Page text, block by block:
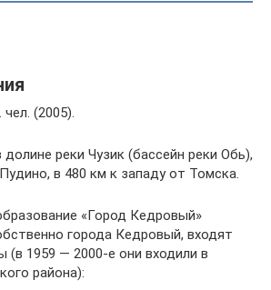
(2005).
реки Чузик (бассейн реки Обь),
в 480 км к западу от Томска.
«Город Кедровый»
города Кедровый, входят
(в 1959 — 2000-е они входили в
района):